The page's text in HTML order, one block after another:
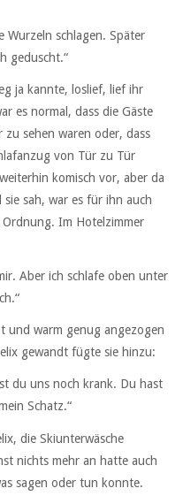
Wurzeln schlagen. Später
geduscht.“
ja kannte, loslief, lief ihr
es normal, dass die Gäste
zu sehen waren oder, dass
von Tür zu Tür
komisch vor, aber da
sah, war es für ihn auch
Im Hotelzimmer
Aber ich schlafe oben unter
und warm genug angezogen
gewandt fügte sie hinzu:
du uns noch krank. Du hast
Schatz.“
die Skiunterwäsche
nichts mehr an hatte auch
sagen oder tun konnte.